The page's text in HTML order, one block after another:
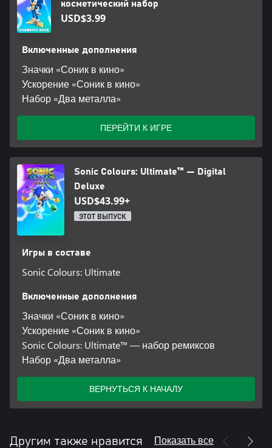
косметический набор
USD$3.99
Включенные дополнения
Значки «Соник в кино»
Ускорение «Соник в кино»
Набор «Два металла»
ПЕРЕЙТИ К ИГРЕ
Sonic Colours: Ultimate™ — Digital
Deluxe
USD$43.99+
ЭТОТ ВЫПУСК
Игры в составе
Sonic Colours: Ultimate
Включенные дополнения
Значки «Соник в кино»
Ускорение «Соник в кино»
Sonic Colours: Ultimate™ — набор ремиксов
Набор «Два металла»
ВЕРНУТЬСЯ К НАЧАЛУ
Другим также нравится Показать все